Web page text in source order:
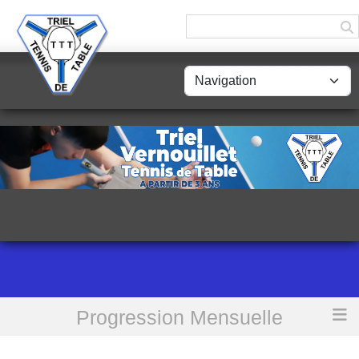
Progression Mensuelle
Progression mensuelle (DECEMBRE 2024)